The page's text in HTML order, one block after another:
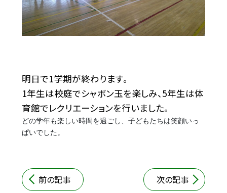
明日で1学期が終わります。
1年生は校庭でシャボン玉を楽しみ、5年生は体
育館でレクリエーションを行いました。
どの学年も楽しい時間を過ごし、子どもたちは笑顔いっ
ぱいでした。
前の記事 次の記事